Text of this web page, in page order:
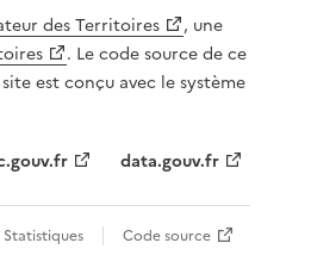
des Territoires
, une
. Le code source de ce
est conçu avec le système
data.gouv.fr
Statistiques Code source